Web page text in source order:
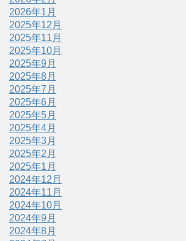
2026年1月
2025年12月
2025年11月
2025年10月
2025年9月
2025年8月
2025年7月
2025年6月
2025年5月
2025年4月
2025年3月
2025年2月
2025年1月
2024年12月
2024年11月
2024年10月
2024年9月
2024年8月